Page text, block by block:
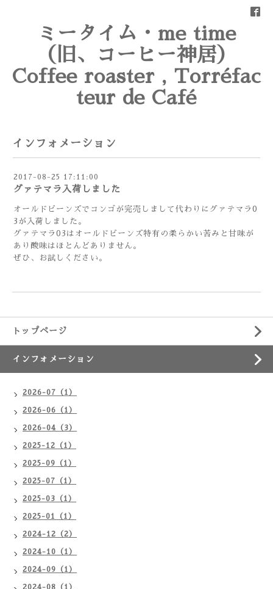
ミータイム・me time
（旧、コーヒー神居）
Coffee roaster , Torréfac
teur de Café
インフォメーション
2017-08-25 17:11:00
グァテマラ入荷しました
オールドビーンズでコンゴが完売しまして代わりにグァテマラ0
3が入荷しました。
グァテマラ03はオールドビーンズ特有の柔らかい苦みと甘味が
あり酸味はほとんどありません。
ぜひ、お試しください。
トップページ
インフォメーション
2026-07（1）
2026-06（1）
2026-04（3）
2025-12（1）
2025-09（1）
2025-07（1）
2025-03（1）
2025-01（1）
2024-12（2）
2024-10（1）
2024-09（1）
2024-08（1）